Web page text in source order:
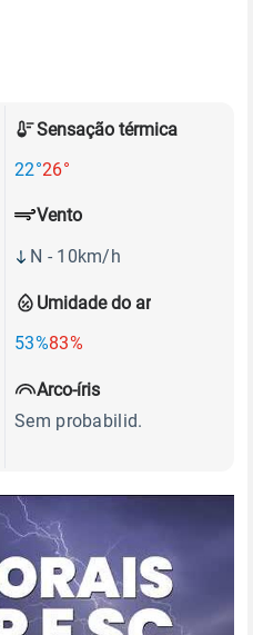
Sensação térmica
22°26°
Umidade do ar
53%83%
Vento
N - 10km/h
Arco-íris
Sem probabilid.